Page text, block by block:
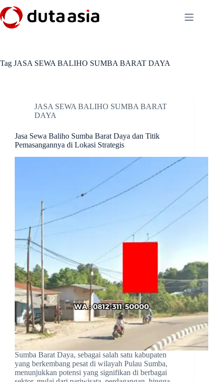
to
content
Tag JASA SEWA BALIHO SUMBA BARAT DAYA
JASA SEWA BALIHO SUMBA BARAT
DAYA
Jasa Sewa Baliho Sumba Barat Daya dan Titik
Pemasangannya di Lokasi Strategis
Sumba Barat Daya, sebagai salah satu kabupaten
yang berkembang pesat di wilayah Pulau Sumba,
menunjukkan potensi yang signifikan di berbagai